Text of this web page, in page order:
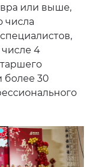
или выше,
числа
4
более 30